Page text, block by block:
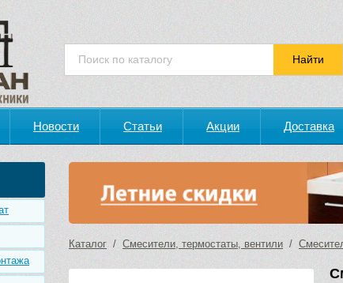
Новости Статьи Акции Доставка
Каталог / Смесители, термостаты, вентили /